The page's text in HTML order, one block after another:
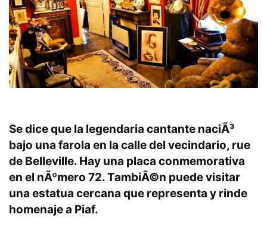
Se dice que la legendaria cantante naciÃ³
bajo una farola en la calle del vecindario, rue
de Belleville. Hay una placa conmemorativa
en el nÃºmero 72.TambiÃ©n puede visitar
una estatua cercana que representa y rinde
homenaje a Piaf.